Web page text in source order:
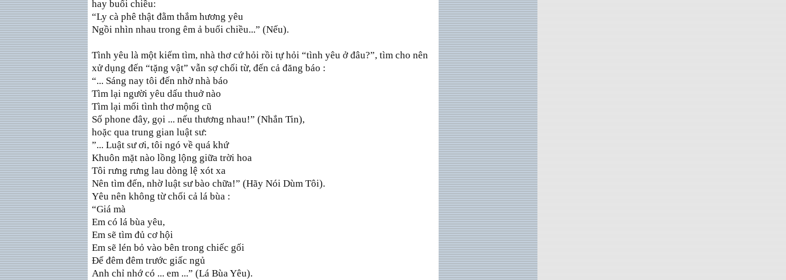
hay buổi chiều:
“Ly cà phê thật đằm thắm hương yêu
Ngồi nhìn nhau trong êm ả buổi chiều...” (Nếu).
Tình yêu là một kiếm tìm, nhà thơ cứ hỏi rồi tự hỏi “tình yêu ở đâu?”, tìm cho nên
xử dụng đến “tặng vật” vẫn sợ chối từ, đến cả đăng báo :
“... Sáng nay tôi đến nhờ nhà báo
Tìm lại người yêu dấu thuở nào
Tìm lại mối tình thơ mộng cũ
Số phone đây, gọi ... nếu thương nhau!” (Nhắn Tin),
hoặc qua trung gian luật sư:
”... Luật sư ơi, tôi ngó về quá khứ
Khuôn mặt nào lồng lộng giữa trời hoa
Tôi rưng rưng lau dòng lệ xót xa
Nên tìm đến, nhờ luật sư bào chữa!” (Hãy Nói Dùm Tôi).
Yêu nên không từ chối cả lá bùa :
“Giá mà
Em có lá bùa yêu,
Em sẽ tìm đủ cơ hội
Em sẽ lén bỏ vào bên trong chiếc gối
Ðể đêm đêm trước giấc ngủ
Anh chỉ nhớ có ... em ...” (Lá Bùa Yêu).